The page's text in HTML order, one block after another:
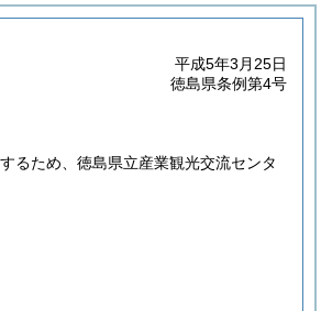
平成5年3月25日
徳島県条例第4号
るため、徳島県立産業観光交流センタ